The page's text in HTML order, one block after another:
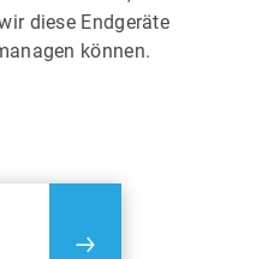
diese Endgeräte
können.